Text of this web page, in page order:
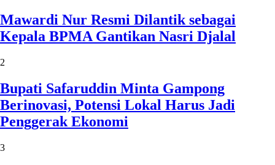
Mawardi Nur Resmi Dilantik sebagai
Kepala BPMA Gantikan Nasri Djalal
2
Bupati Safaruddin Minta Gampong
Berinovasi, Potensi Lokal Harus Jadi
Penggerak Ekonomi
3